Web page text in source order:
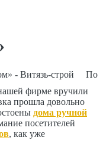
По
фирме вручили
прошла довольно
дома ручной
посетителей
, как уже